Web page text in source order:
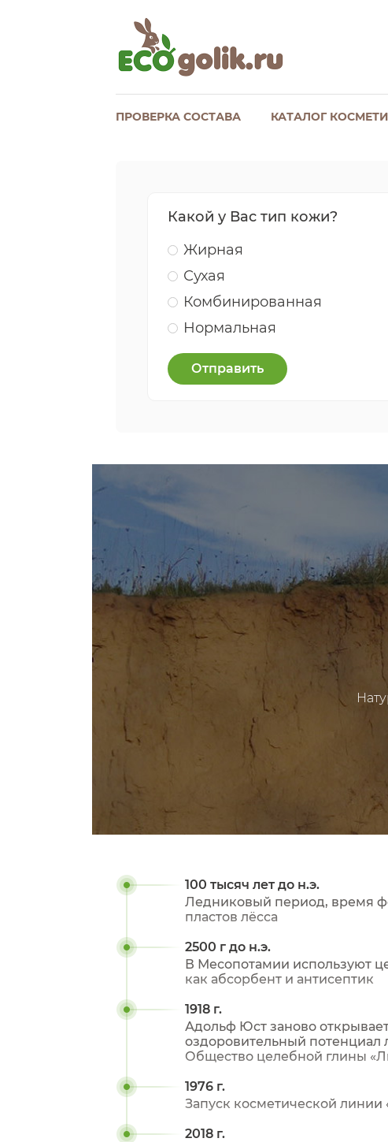
ПРОВЕРКА СОСТАВА КАТАЛОГ
Какой у Вас тип кожи?
Жирная
Сухая
Комбинированная
Нормальная
Отправить
100 тысяч лет до н.э.
Ледниковый период, время
пластов лёсса
2500 г до н.э.
В Месопотамии используют
как абсорбент и антисептик
1918 г.
Адольф Юст заново
оздоровительный потенциал
Общество целебной глины
1976 г.
Запуск косметической линии
2018 г.